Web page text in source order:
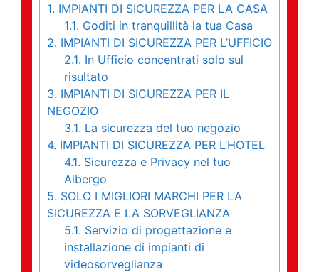
1. IMPIANTI DI SICUREZZA PER LA CASA
1.1. Goditi in tranquillità la tua Casa
2. IMPIANTI DI SICUREZZA PER L’UFFICIO
2.1. In Ufficio concentrati solo sul
risultato
3. IMPIANTI DI SICUREZZA PER IL
NEGOZIO
3.1. La sicurezza del tuo negozio
4. IMPIANTI DI SICUREZZA PER L’HOTEL
4.1. Sicurezza e Privacy nel tuo
Albergo
5. SOLO I MIGLIORI MARCHI PER LA
SICUREZZA E LA SORVEGLIANZA
5.1. Servizio di progettazione e
installazione di impianti di
videosorveglianza